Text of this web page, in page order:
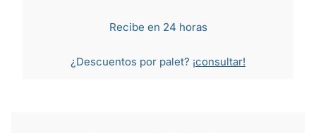
Recibe en 24 horas
¿Descuentos por palet? ¡consultar!